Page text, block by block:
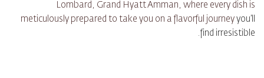
Lombard, Grand Hyatt Amman, where every dish is
meticulously prepared to take you on a flavorful journey you’ll
find irresistible.